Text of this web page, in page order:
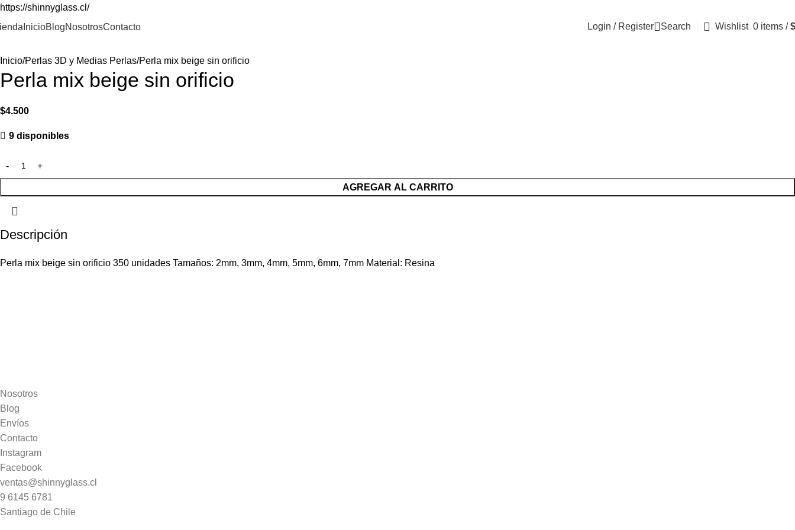
https://shinnyglass.cl/
InicioBlogNosotrosContacto Login / Register Search Wishlist 0 items / $
Inicio Perlas 3D y Medias Perlas Perla mix beige sin orificio
Perla mix beige sin orificio
$4.500
9 disponibles
AGREGAR AL CARRITO
Descripción
Perla mix beige sin orificio 350 unidades Tamaños: 2mm, 3mm, 4mm, 5mm, 6mm, 7mm Material: Resina
Nosotros
Blog
Envíos
Contacto
Instagram
Facebook
ventas@shinnyglass.cl
9 6145 6781
Santiago de Chile